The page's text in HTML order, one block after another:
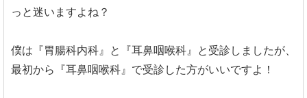
っと迷いますよね？
僕は『胃腸科内科』と『耳鼻咽喉科』と受診しましたが、
最初から『耳鼻咽喉科』で受診した方がいいですよ！